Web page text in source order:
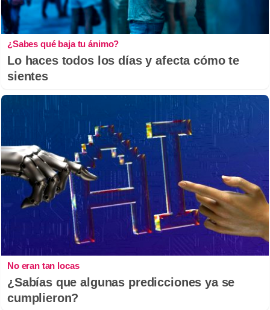
¿Sabes qué baja tu ánimo?
Lo haces todos los días y afecta cómo te
sientes
No eran tan locas
¿Sabías que algunas predicciones ya se
cumplieron?